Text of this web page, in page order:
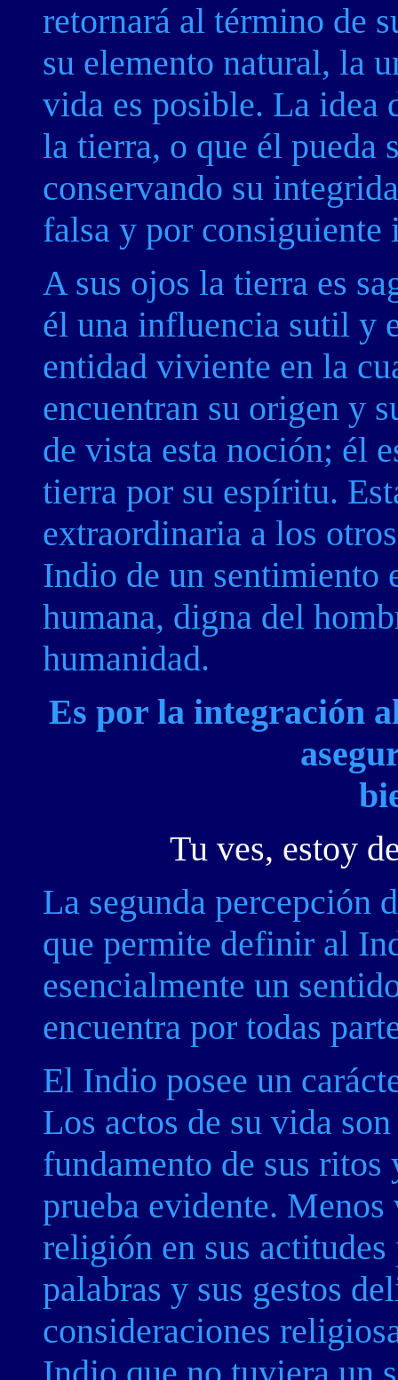
retornará al término de
su elemento natural, la
vida es posible. La idea
la tierra, o que él pueda
conservando su
falsa y por consiguiente
A sus ojos la tierra es
él una influencia sutil y
entidad viviente en la
encuentran su origen y
de vista esta noción; él
tierra por su espíritu.
extraordinaria a los
Indio de un sentimiento
humana, digna del
humanidad.
Es por la integración
Tu ves, estoy
La segunda percepción
que permite definir al
esencialmente un
encuentra por todas
El Indio posee un
Los actos de su vida
fundamento de sus ritos
prueba evidente.
religión en sus actitudes
palabras y sus gestos
consideraciones